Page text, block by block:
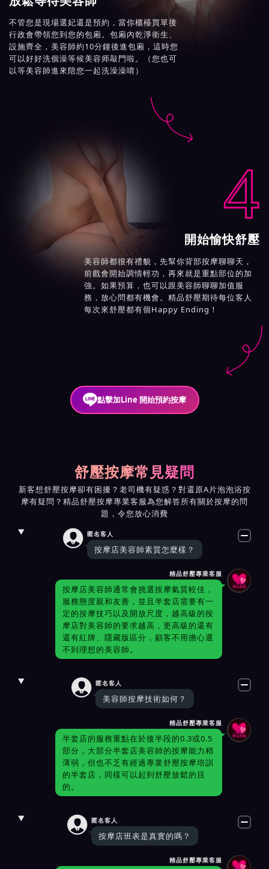
不管您是現場選妃還是預約，當你櫃檯買單後
行政會帶領您到您的包廂。包廂內乾淨衛生、
設施齊全，美容師約10分鐘後進包廂，這時您
可以好好洗個澡等候美容师敲門啦。（您也可
以等美容師進來陪您一起洗澡澡唷）

4
開始愉快舒壓
美容師都很有禮貌，先幫你背部按摩聊聊天，
前戲會開始調情輕功，再來就是重點部位的加
強。如果預算，也可以跟美容師聊聊加值服
務，放心問都有機會。精品舒壓期待每位客人
每次來舒壓都有個Happy Ending！
點擊加Line 開始預約按摩
舒壓按摩常見疑問
新客想舒壓按摩卻有困擾？老司機有疑惑？對還原A片泡泡浴按
摩有疑問？精品舒壓按摩專業客服為您解答所有關於按摩的問
題，令您放心消費
 匿名客人
按摩店美容師素質怎麼樣？
精品舒壓專業客服
按摩店美容師通常會挑選按摩氣質較佳，
服務態度親和友善，並且半套店需要有一
定的按摩技巧以及開放尺度，越高級的按
摩店對美容師的要求越高，更高級的還有
還有紅牌、隱藏版區分，顧客不用擔心選
不到理想的美容師。
 匿名客人
美容師按摩技術如何？
精品舒壓專業客服
半套店的服務重點在於後半段的0.3或0.5
部分，大部分半套店美容師的按摩能力稍
薄弱，但也不乏有經過專業舒壓按摩培訓
的半套店，同樣可以起到舒壓放鬆的目
的。
 匿名客人
按摩店班表是真實的嗎？
精品舒壓專業客服